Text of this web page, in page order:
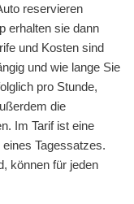
reservieren
erhalten sie dann
und Kosten sind
und wie lange Sie
pro Stunde,
die
Im Tarif ist eine
Tagessatzes.
können für jeden